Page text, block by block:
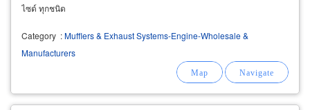
ไซด์ ทุกชนิด
Category :Mufflers & Exhaust Systems-Engine-Wholesale &
Manufacturers